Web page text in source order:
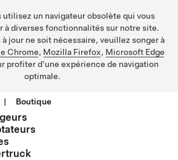
utilisez un navigateur obsolète qui vous
à diverses fonctionnalités sur notre site.
jour ne soit nécessaire, veuillez songer à
Chrome, Mozilla Firefox, Microsoft Edge
profiter d'une expérience de navigation
optimale.
| Boutique